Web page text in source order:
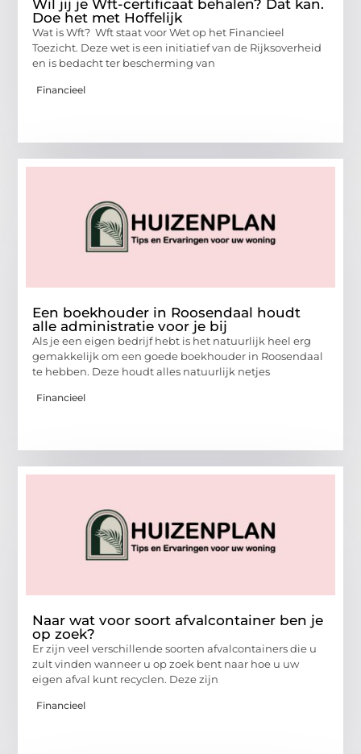
Wil jij je Wft-certificaat behalen? Dat kan.
Doe het met Hoffelijk
Wat is Wft? Wft staat voor Wet op het Financieel
Toezicht. Deze wet is een initiatief van de Rijksoverheid
en is bedacht ter bescherming van
Financieel
Een boekhouder in Roosendaal houdt
alle administratie voor je bij
Als je een eigen bedrijf hebt is het natuurlijk heel erg
gemakkelijk om een goede boekhouder in Roosendaal
te hebben. Deze houdt alles natuurlijk netjes
Financieel
Naar wat voor soort afvalcontainer ben je
op zoek?
Er zijn veel verschillende soorten afvalcontainers die u
zult vinden wanneer u op zoek bent naar hoe u uw
eigen afval kunt recyclen. Deze zijn
Financieel